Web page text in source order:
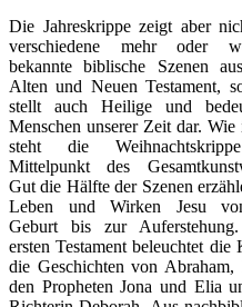
Die Jahreskrippe zeigt aber
verschiedene mehr oder
bekannte biblische Szenen
Alten und Neuen Testament,
stellt auch Heilige und
Menschen unserer Zeit dar. Wie
steht die
Mittelpunkt des
Gut die Hälfte der Szenen
Leben und Wirken Jesu
Geburt bis zur
ersten Testament beleuchtet die
die Geschichten von Abraham,
den Propheten Jona und Elia